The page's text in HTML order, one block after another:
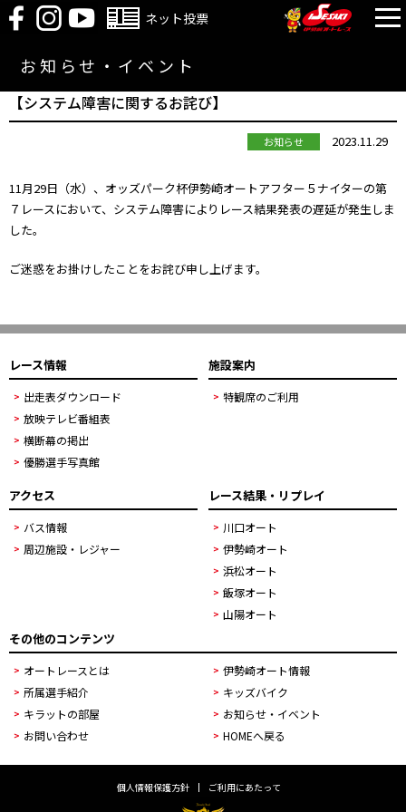
ネット投票
お知らせ・イベント
【システム障害に関するお詫び】
お知らせ 2023.11.29
11月29日（水）、オッズパーク杯伊勢崎オートアフター５ナイターの第
７レースにおいて、システム障害によりレース結果発表の遅延が発生しま
した。
ご迷惑をお掛けしたことをお詫び申し上げます。
レース情報
出走表ダウンロード
放映テレビ番組表
横断幕の掲出
優勝選手写真館
施設案内
特観席のご利用
アクセス
バス情報
周辺施設・レジャー
レース結果・リプレイ
川口オート
伊勢崎オート
浜松オート
飯塚オート
山陽オート
その他のコンテンツ
オートレースとは
伊勢崎オート情報
所属選手紹介
キッズバイク
キラットの部屋
お知らせ・イベント
お問い合わせ
HOMEへ戻る
個人情報保護方針 ご利用にあたって